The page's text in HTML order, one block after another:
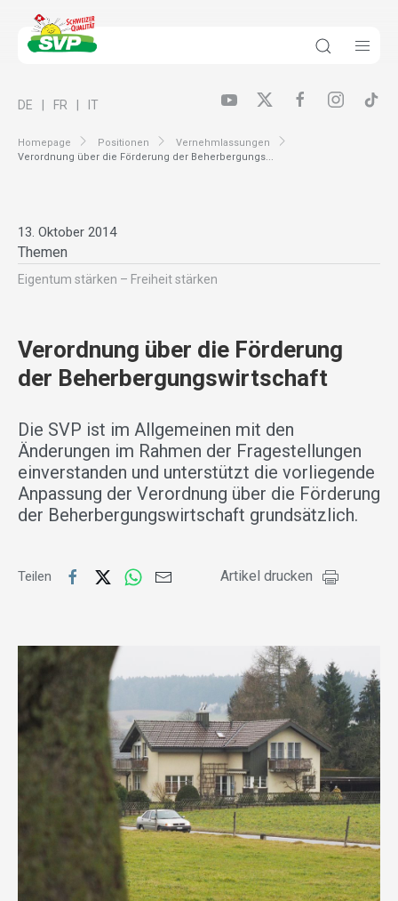
Homepage Positionen
Vernehmlassungen
Verordnung über die Förderung der Beherbergungs...
DE FR IT
13. Oktober 2014
Themen
Eigentum stärken – Freiheit stärken
Verordnung über die Förderung
der Beherbergungswirtschaft
Die SVP ist im Allgemeinen mit den
Änderungen im Rahmen der Fragestellungen
einverstanden und unterstützt die vorliegende
Anpassung der Verordnung über die Förderung
der Beherbergungswirtschaft grundsätzlich.
Teilen Artikel drucken